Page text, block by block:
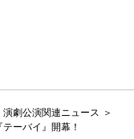
演劇公演関連ニュース
ーバイ』開幕！